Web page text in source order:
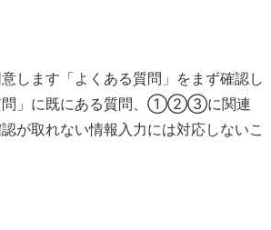
します「よくある質問」をまず確認し
問」に既にある質問、①②③に関連
が取れない情報入力には対応しないこ